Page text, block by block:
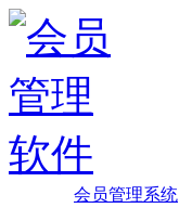
会员管理系统